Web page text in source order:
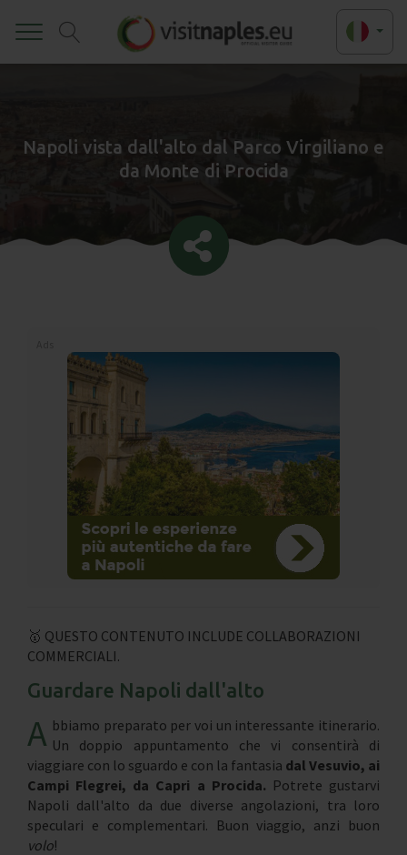
Napoli vista dall'alto dal Parco Virgiliano e
da Monte di Procida
🥇 QUESTO CONTENUTO INCLUDE COLLABORAZIONI
COMMERCIALI.
Guardare Napoli dall'alto
A bbiamo preparato per voi un interessante itinerario.
Un doppio appuntamento che vi consentirà di
viaggiare con lo sguardo e con la fantasia dal Vesuvio, ai
Campi Flegrei, da Capri a Procida. Potrete gustarvi
Napoli dall'alto da due diverse angolazioni, tra loro
speculari e complementari. Buon viaggio, anzi buon
volo!